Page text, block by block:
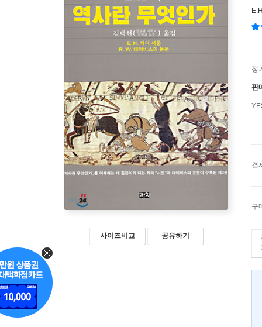
사이즈비교 공유하기
정
판
결
구